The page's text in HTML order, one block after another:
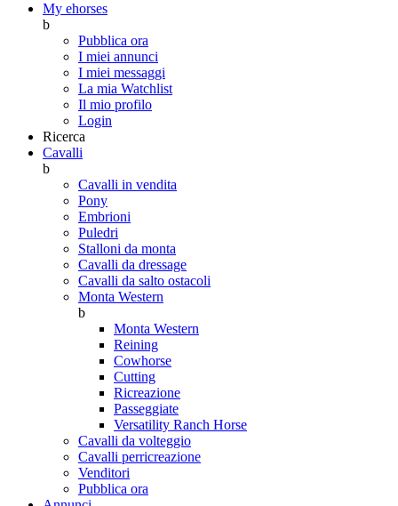
My ehorses
b
Pubblica ora
I miei annunci
I miei messaggi
La mia Watchlist
Il mio profilo
Login
Ricerca
Cavalli
b
Cavalli in vendita
Pony
Embrioni
Puledri
Stalloni da monta
Cavalli da dressage
Cavalli da salto ostacoli
Monta Western
b
Monta Western
Reining
Cowhorse
Cutting
Ricreazione
Passeggiate
Versatility Ranch Horse
Cavalli da volteggio
Cavalli perricreazione
Venditori
Pubblica ora